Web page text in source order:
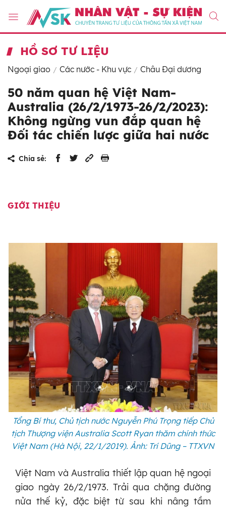
HỒ SƠ TƯ LIỆU
Ngoại giao Các nước - Khu vực Châu Đại dương
50 năm quan hệ Việt Nam-
Australia (26/2/1973-26/2/2023):
Không ngừng vun đắp quan hệ
Đối tác chiến lược giữa hai nước
Chia sẻ:
GIỚI THIỆU
Tổng Bí thư, Chủ tịch nước Nguyễn Phú Trọng tiếp Chủ
tịch Thượng viện Australia Scott Ryan thăm chính thức
Việt Nam (Hà Nội, 22/1/2019). Ảnh: Trí Dũng – TTXVN
Việt Nam và Australia thiết lập quan hệ ngoại
giao ngày 26/2/1973. Trải qua chặng đường
nửa thế kỷ, đặc biệt từ sau khi nâng tầm